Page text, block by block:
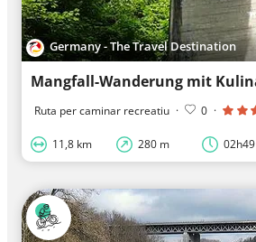
Germany - The Travel Destination
Ruta per caminar recreatiu · 0 ·
11,8 km 280 m 02h49